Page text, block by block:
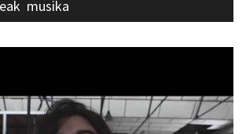
musika